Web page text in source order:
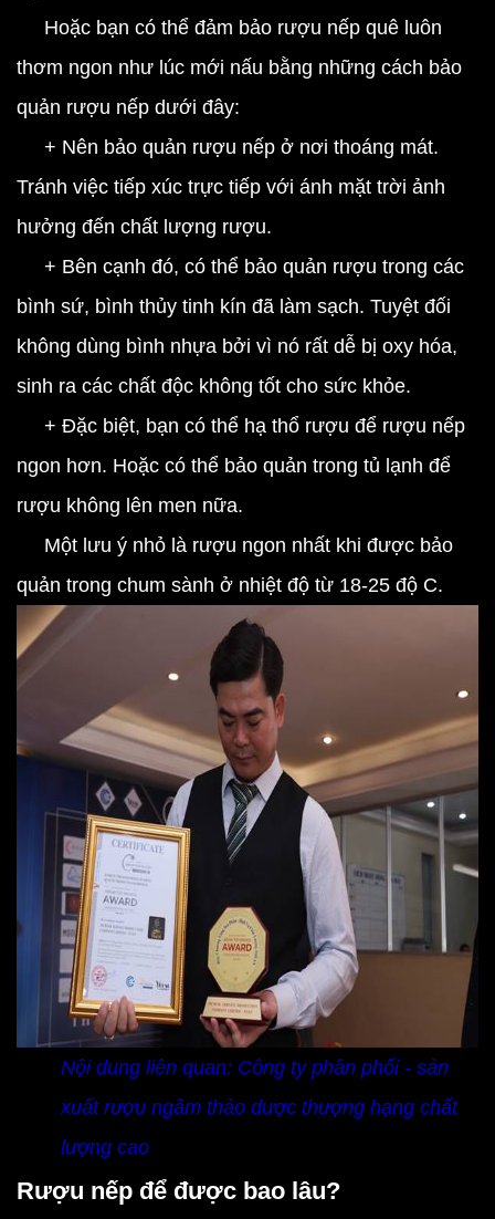
Hoặc bạn có thể đảm bảo rượu nếp quê luôn
thơm ngon như lúc mới nấu bằng những cách bảo
quản rượu nếp dưới đây:
+ Nên bảo quản rượu nếp ở nơi thoáng mát.
Tránh việc tiếp xúc trực tiếp với ánh mặt trời ảnh
hưởng đến chất lượng rượu.
+ Bên cạnh đó, có thể bảo quản rượu trong các
bình sứ, bình thủy tinh kín đã làm sạch. Tuyệt đối
không dùng bình nhựa bởi vì nó rất dễ bị oxy hóa,
sinh ra các chất độc không tốt cho sức khỏe.
+ Đặc biệt, bạn có thể hạ thổ rượu để rượu nếp
ngon hơn. Hoặc có thể bảo quản trong tủ lạnh để
rượu không lên men nữa.
Một lưu ý nhỏ là rượu ngon nhất khi được bảo
quản trong chum sành ở nhiệt độ từ 18-25 độ C.
Nội dung liên quan: Công ty phân phối - sản
xuất rượu ngâm thảo dược thượng hạng chất
lượng cao
Rượu nếp để được bao lâu?